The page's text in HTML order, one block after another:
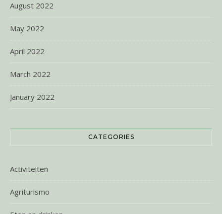
August 2022
May 2022
April 2022
March 2022
January 2022
CATEGORIES
Activiteiten
Agriturismo